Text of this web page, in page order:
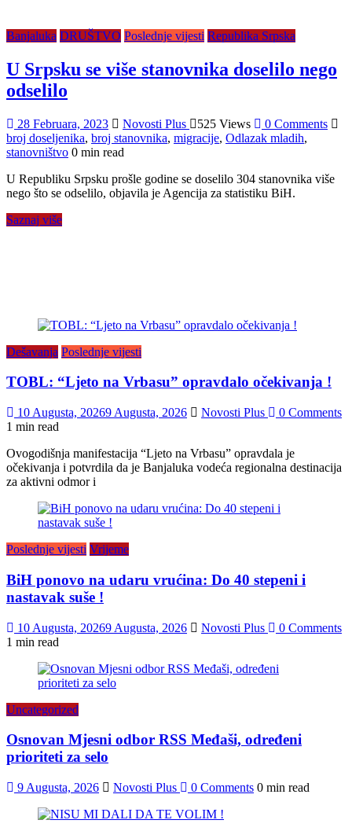
Banjaluka DRUŠTVO Poslednje vijesti Republika Srpska
U Srpsku se više stanovnika doselilo nego
odselilo
28 Februara, 2023 Novosti Plus 525 Views
0 Comments
broj doseljenika, broj stanovnika, migracije, Odlazak mladih,
stanovništvo 0 min read
U Republiku Srpsku prošle godine se doselilo 304 stanovnika više
nego što se odselilo, objavila je Agencija za statistiku BiH.
Saznaj više
Dešavanja Poslednje vijesti
TOBL: “Ljeto na Vrbasu” opravdalo očekivanja !
10 Augusta, 20269 Augusta, 2026 Novosti Plus
0 Comments
1 min read
Ovogodišnja manifestacija “Ljeto na Vrbasu” opravdala je
očekivanja i potvrdila da je Banjaluka vodeća regionalna destinacija
za aktivni odmor i
Poslednje vijesti Vrijeme
BiH ponovo na udaru vrućina: Do 40 stepeni i
nastavak suše !
10 Augusta, 20269 Augusta, 2026 Novosti Plus
0 Comments
1 min read
Uncategorized
Osnovan Mjesni odbor RSS Međaši, određeni
prioriteti za selo
9 Augusta, 2026 Novosti Plus 0 Comments 0 min read